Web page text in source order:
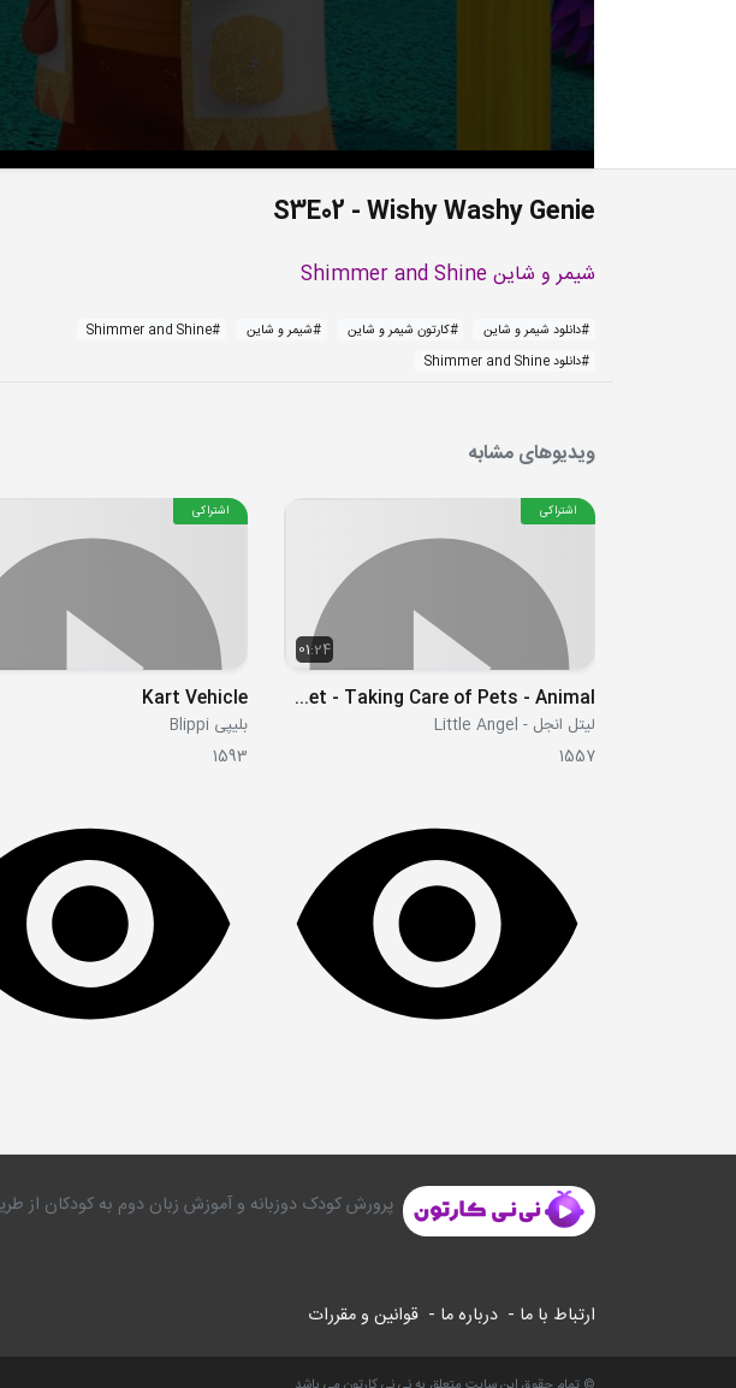
S3E02 - Wishy Washy Genie
شیمر و شاین Shimmer and Shine
#دانلود شیمر و شاین #کارتون شیمر و شاین #شیمر و شاین #
Shimmer and Shine
#دانلود Shimmer and Shine
ویدیوهای مشابه
01:24
اشتراکی
Baby Goes to the Vet - Taking Care of Pets - Animal
لیتل انجل - Little Angel
1557
اشتراکی
Kart Vehicle
بلیپی Blippi
1593
پرورش کودک دوزبانه و آموزش زبان دوم به کودکان از
ارتباط با ما - درباره ما - قوانین و مقررات